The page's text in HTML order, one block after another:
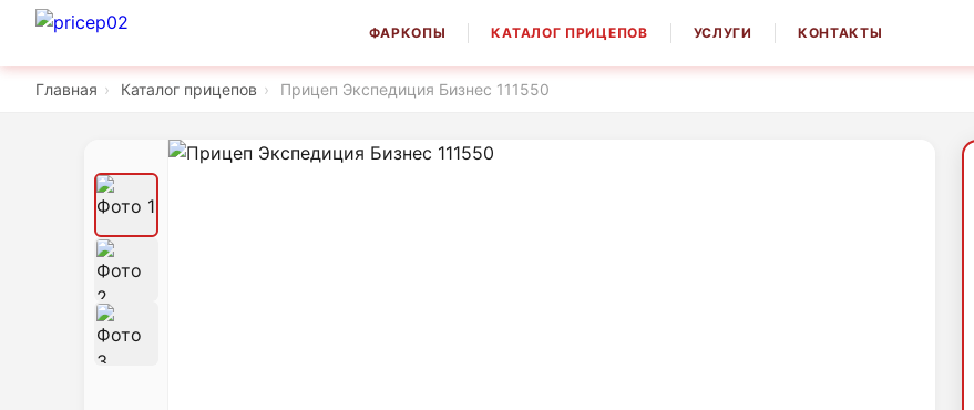
ФАРКОПЫ КАТАЛОГ ПРИЦЕПОВ УСЛУГИ КОНТАКТЫ
Главная › Каталог прицепов › Прицеп Экспедиция Бизнес 111550